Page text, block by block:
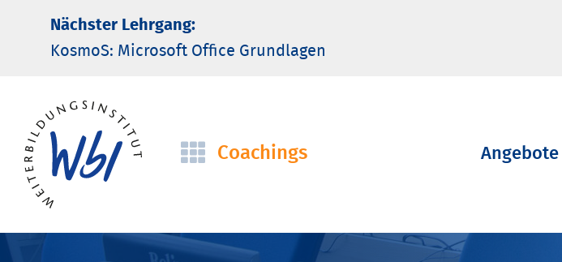
Nächster Lehrgang:
KosmoS: Microsoft Office Grund­lagen
Navigation
Coachings
Navigation
Angebote